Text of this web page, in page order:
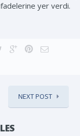
yer verdi.
NEXT POST